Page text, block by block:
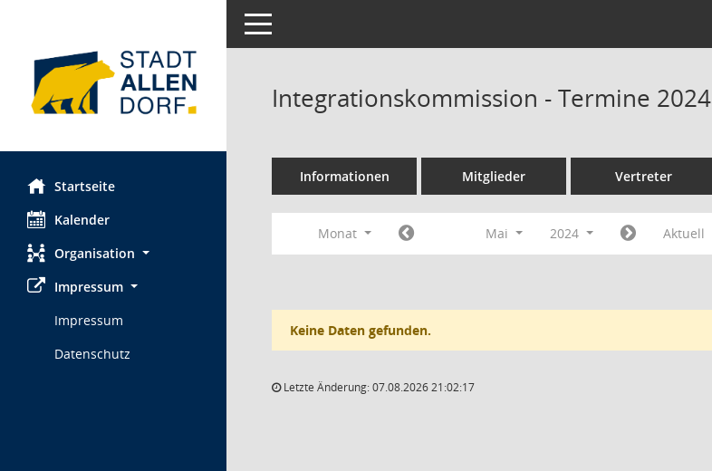
Startseite
Kalender
Organisation
Impressum
Impressum
Datenschutz
Toggle navigation
Integrationskommission - Termine 2024
Informationen Mitglieder Vertreter
Monat Mai 2024 Aktuell
Keine Daten gefunden.
Letzte Änderung: 07.08.2026 21:02:17